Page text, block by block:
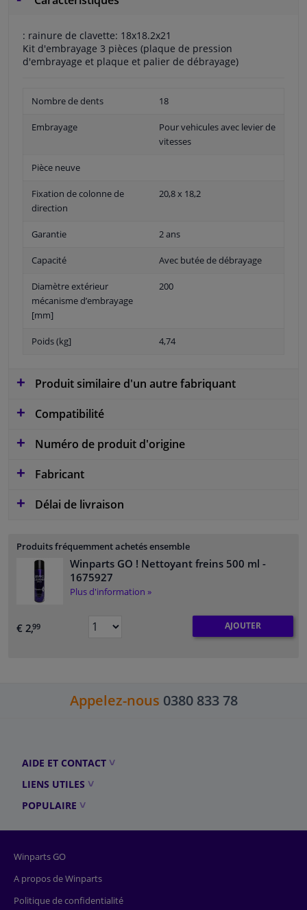
: rainure de clavette: 18x18.2x21
Kit d'embrayage 3 pièces (plaque de pression
d'embrayage et plaque et palier de débrayage)
Nombre de dents 18
Embrayage
Pour vehicules avec levier de
vitesses
Pièce neuve
Fixation de colonne de
direction
20,8 x 18,2
Garantie 2 ans
Capacité Avec butée de débrayage
Diamètre extérieur
mécanisme d’embrayage
[mm]
200
Poids (kg] 4,74
Produit similaire d'un autre fabriquant
Compatibilité
Numéro de produit d'origine
Fabricant
Délai de livraison
Produits fréquemment achetés ensemble
Winparts GO ! Nettoyant freins 500 ml -
1675927
Plus d'information »
€ 2,99 AJOUTER
Appelez-nous 0380 833 78
AIDE ET CONTACT
LIENS UTILES
POPULAIRE
Winparts GO
A propos de Winparts
Politique de confidentialité